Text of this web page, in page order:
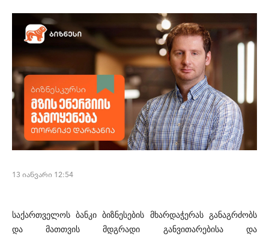
13 იანვარი 12:54
საქართველოს ბანკი ბიზნესების მხარდაჭერას განაგრძობს
და მათთვის მდგრადი განვითარებისა და